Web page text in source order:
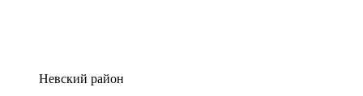
Невский район